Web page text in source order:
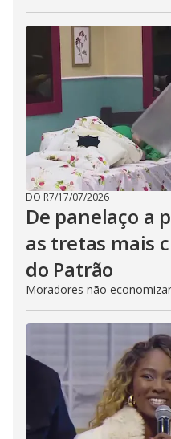
DO R7/17/07/2026
De panelaço a
as tretas mais
do Patrão
Moradores não